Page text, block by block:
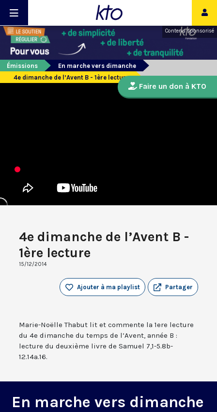
Contenu sponsorisé
Émissions
En marche vers dimanche
4e dimanche de l’Avent B - 1ère lecture
4e dimanche de l’Avent B -
1ère lecture
15/12/2014
Partager
Ajouter à ma playlist
Marie-Noëlle Thabut lit et commente la 1ere lecture
du 4e dimanche du temps de l’Avent, année B :
lecture du deuxième livre de Samuel 7,1-5.8b-
12.14a.16.
En marche vers dimanche
Faire un don à KTO